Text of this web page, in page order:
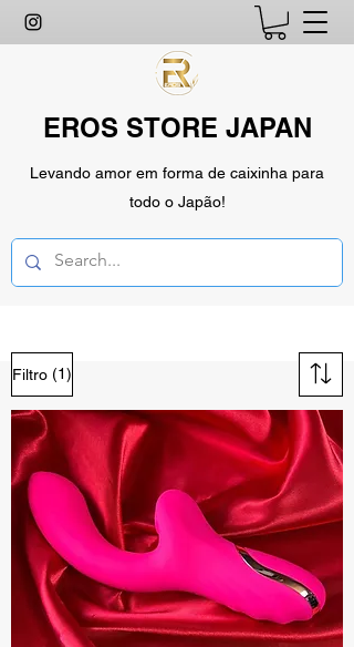
EROS STORE JAPAN
Levando amor em forma de caixinha para
todo o Japão!
Filtro (1)